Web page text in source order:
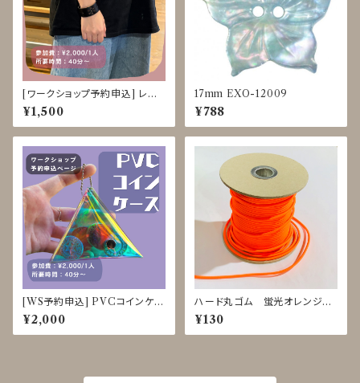
[ワークショップ予約申込] レザ
ーバングル クラフト体験 8/31-
9/4
¥1,500
17mm EXO-12009
¥788
[WS予約申込] PVCコインケー
ス クラフト体験 8/3-8、8/25-2
8
¥2,000
ハード丸ゴム 蛍光オレンジ
ｍ単位で切り売り
¥130